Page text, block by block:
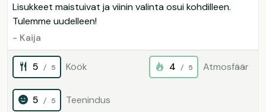
Lisukkeet maistuivat ja viinin valinta osui kohdilleen.
Tulemme uudelleen!
- Kaija
5 / 5 Köök 4 / 5 Atmosfäär
5 / 5 Teenindus